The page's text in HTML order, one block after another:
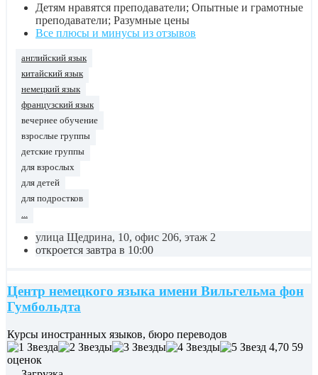
Детям нравятся преподаватели; Опытные и грамотные
преподаватели; Разумные цены
Все плюсы и минусы из отзывов
английский язык
китайский язык
немецкий язык
французский язык
вечернее обучение
взрослые группы
детские группы
для взрослых
для детей
для подростков
улица Щедрина, 10, офис 206, этаж 2
откроется завтра в 10:00
Центр немецкого языка имени Вильгельма фон
Гумбольдта
Курсы иностранных языков, бюро переводов
4,70 59
оценок